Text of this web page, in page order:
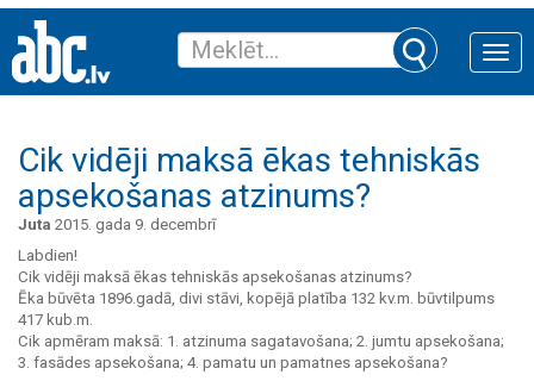
Toggle
Cik vidēji maksā ēkas tehniskās
apsekošanas atzinums?
Juta 2015. gada 9. decembrī
Labdien!
Cik vidēji maksā ēkas tehniskās apsekošanas atzinums?
Ēka būvēta 1896.gadā, divi stāvi, kopējā platība 132 kv.m. būvtilpums
417 kub.m.
Cik apmēram maksā: 1. atzinuma sagatavošana; 2. jumtu apsekošana;
3. fasādes apsekošana; 4. pamatu un pamatnes apsekošana?